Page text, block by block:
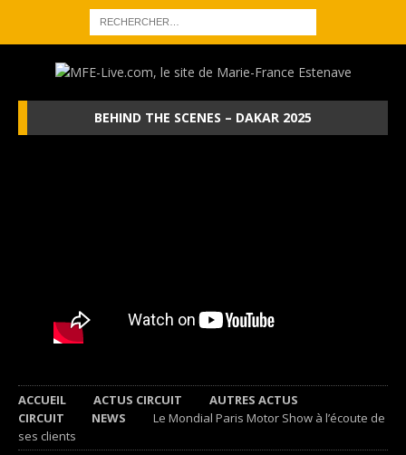
BEHIND THE SCENES – DAKAR 2025
ACCUEIL ACTUS CIRCUIT
AUTRES ACTUS
CIRCUIT
NEWS
Le Mondial Paris Motor Show à l’écoute de
ses clients